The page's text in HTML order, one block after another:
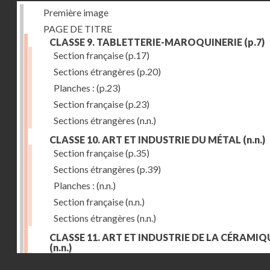
Première image
PAGE DE TITRE
CLASSE 9. TABLETTERIE-MAROQUINERIE (p.7)
Section française(p.17)
Sections étrangères (p.20)
Planches : (p.23)
Section française(p.23)
Sections étrangères (n.n.)
CLASSE 10. ART ET INDUSTRIE DU MÉTAL (n.n.)
Section française(p.35)
Sections étrangères (p.39)
Planches : (n.n.)
Section française(n.n.)
Sections étrangères (n.n.)
CLASSE 11. ART ET INDUSTRIE DE LA
(n.n.)